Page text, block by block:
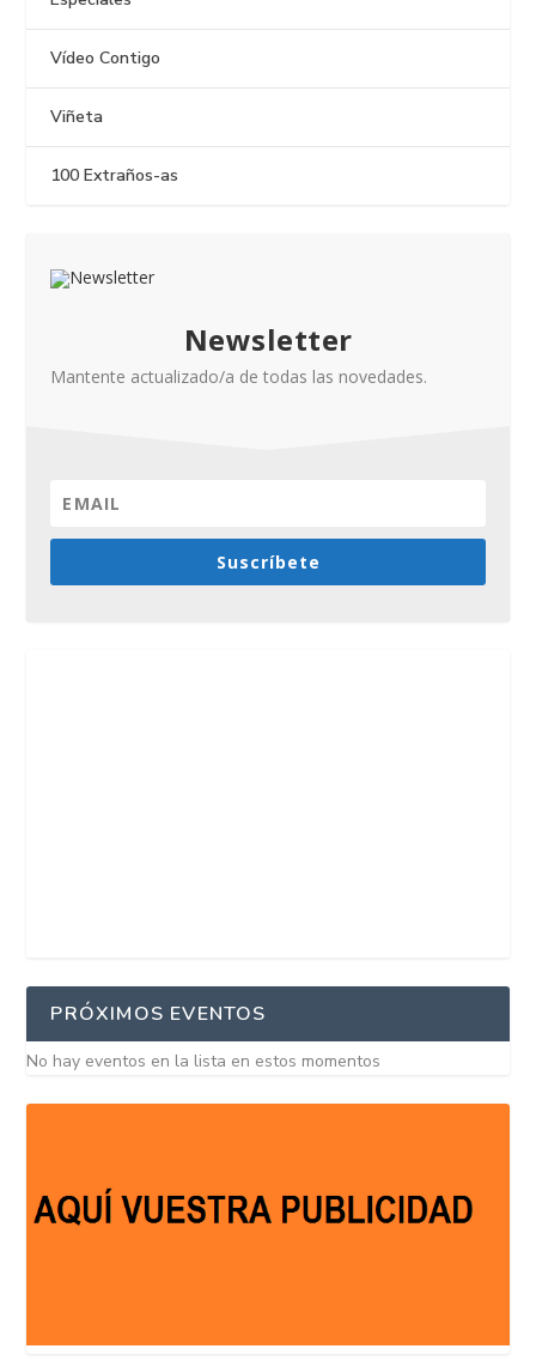
Vídeo Contigo
Viñeta
100 Extraños-as
Newsletter
Mantente actualizado/a de todas las novedades.
Suscríbete
PRÓXIMOS EVENTOS
No hay eventos en la lista en estos momentos